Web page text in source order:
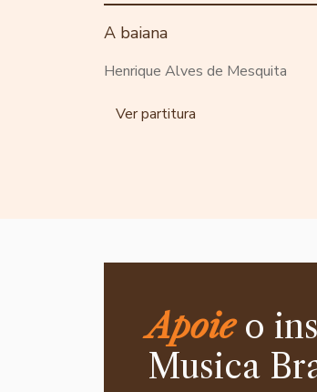
A baiana
Henrique Alves de Mesquita
Ver partitura
Apoieo
Musica